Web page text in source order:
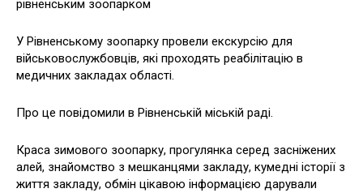
У Рівненському зоопарку провели екскурсію для
військовослужбовців, які проходять реабілітацію в
медичних закладах області.
Про це повідомили в Рівненській міській раді.
Краса зимового зоопарку, прогулянка серед засніжених
алей, знайомство з мешканцями закладу, кумедні історії з
життя закладу, обмін цікавою інформацією дарували